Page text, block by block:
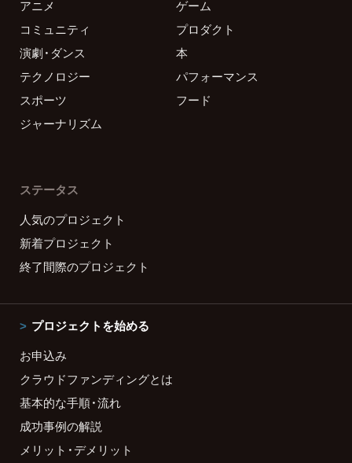
アニメ
ゲーム
コミュニティ
プロダクト
演劇・ダンス
本
テクノロジー
パフォーマンス
スポーツ
フード
ジャーナリズム
ステータス
人気のプロジェクト
新着プロジェクト
終了間際のプロジェクト
プロジェクトを始める
お申込み
クラウドファンディングとは
基本的な手順・流れ
成功事例の解説
メリット・デメリット